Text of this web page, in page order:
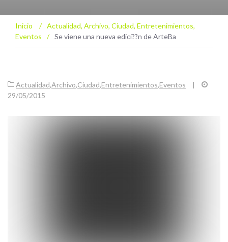
Inicio / Actualidad, Archivo, Ciudad, Entretenimientos,
Eventos
/ Se viene una nueva edici??n de ArteBa
Actualidad,Archivo,Ciudad,Entretenimientos,Eventos
|
29/05/2015